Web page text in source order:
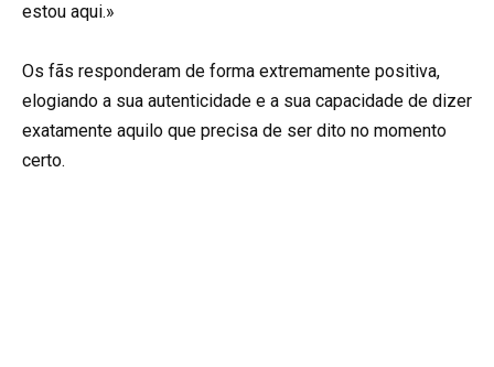
estou aqui.»
Os fãs responderam de forma extremamente positiva,
elogiando a sua autenticidade e a sua capacidade de dizer
exatamente aquilo que precisa de ser dito no momento
certo.